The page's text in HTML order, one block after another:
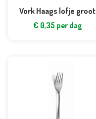
Vork Haags lofje groot
€ 0,35 per dag